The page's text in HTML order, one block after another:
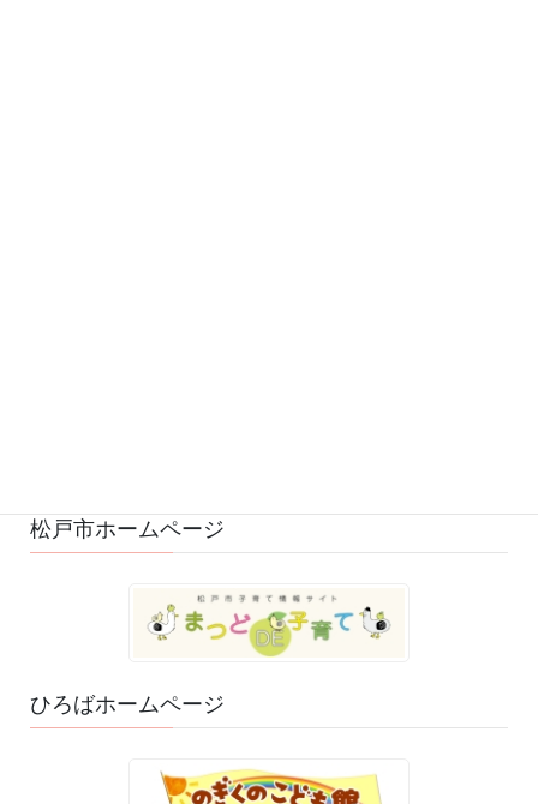
松戸市ホームページ
ひろばホームページ